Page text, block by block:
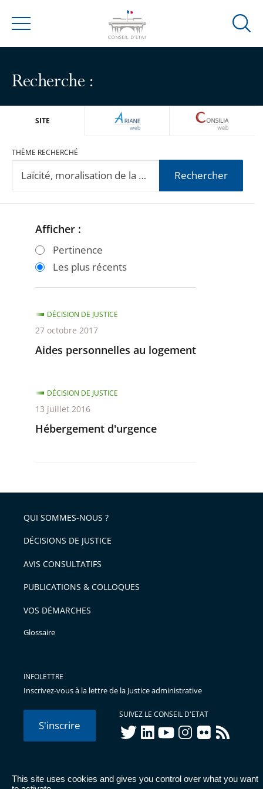
This site uses cookies and gives you control over what you want
Menu
Ouvrir
Recherche :
SITE ARIANEWEB
THÈME RECHERCHÉ
Rechercher
Passer
filtres
après
Passer
filtres
Afficher :
Pertinence
Les plus récents
Aides personnelles au logement
DÉCISION DE JUSTICE
27 octobre 2017
Hébergement d'urgence
DÉCISION DE JUSTICE
13 juillet 2016
QUI SOMMES-NOUS ?
DÉCISIONS DE JUSTICE
AVIS CONSULTATIFS
PUBLICATIONS & COLLOQUES
VOS DÉMARCHES
Glossaire
INFOLETTRE
Inscrivez-vous à la lettre de la Justice administrative
S'inscrire
SUIVEZ LE CONSEIL D'ETAT
twitterlinkedInyoutubeinstagram
flickr rss
© Conseil d'État 2026 - Mentions légales Données